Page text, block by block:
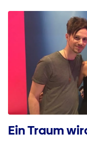
Ein Traum